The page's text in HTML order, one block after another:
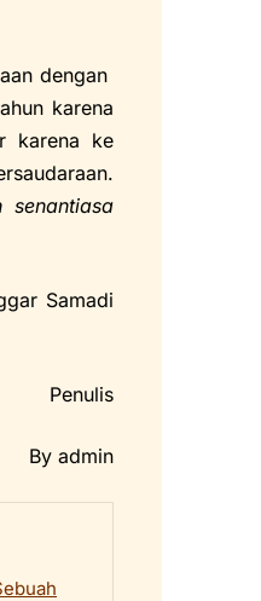
dengan
karena
karena ke
senantiasa
Samadi
Penulis
By admin